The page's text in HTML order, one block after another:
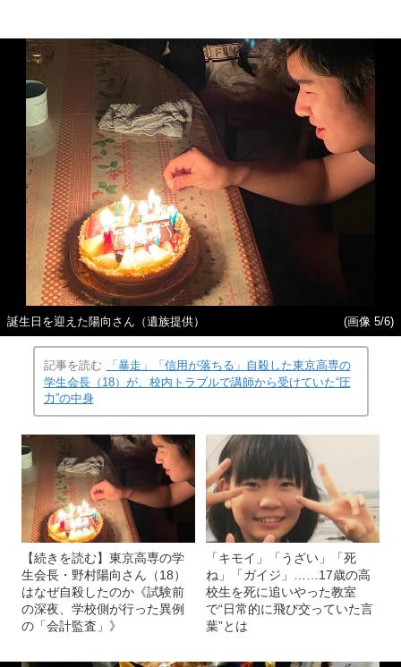
誕生日を迎えた陽向さん（遺族提供） (画像 5/6)
記事を読む
「暴走」「信用が落ちる」自殺した東京高専の
学生会長（18）が、校内トラブルで講師から受けていた“圧
力”の中身
【続きを読む】東京高専の学
生会長・野村陽向さん（18）
はなぜ自殺したのか《試験前
の深夜、学校側が行った異例
の「会計監査」》
「キモイ」「うざい」「死
ね」「ガイジ」……17歳の高
校生を死に追いやった教室
で“日常的に飛び交っていた言
葉”とは